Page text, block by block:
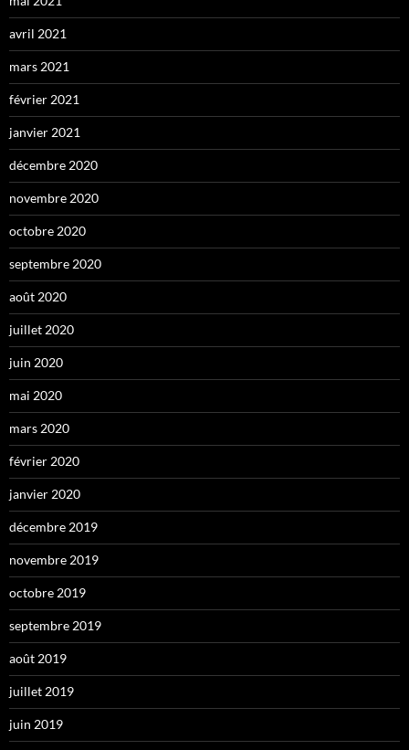
avril 2021
mars 2021
février 2021
janvier 2021
décembre 2020
novembre 2020
octobre 2020
septembre 2020
août 2020
juillet 2020
juin 2020
mai 2020
mars 2020
février 2020
janvier 2020
décembre 2019
novembre 2019
octobre 2019
septembre 2019
août 2019
juillet 2019
juin 2019